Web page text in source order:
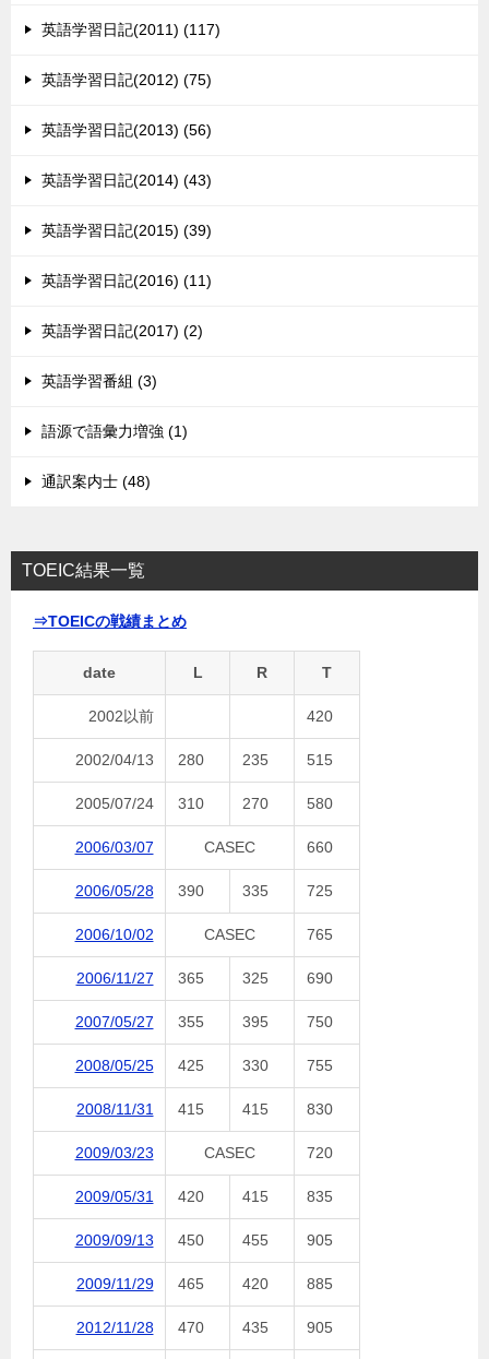
英語学習日記(2011) (117)
英語学習日記(2012) (75)
英語学習日記(2013) (56)
英語学習日記(2014) (43)
英語学習日記(2015) (39)
英語学習日記(2016) (11)
英語学習日記(2017) (2)
英語学習番組 (3)
語源で語彙力増強 (1)
通訳案内士 (48)
TOEIC結果一覧
⇒TOEICの戦績まとめ
date L R T
2002以前 420
2002/04/13 280 235 515
2005/07/24 310 270 580
2006/03/07 CASEC 660
2006/05/28 390 335 725
2006/10/02 CASEC 765
2006/11/27 365 325 690
2007/05/27 355 395 750
2008/05/25 425 330 755
2008/11/31 415 415 830
2009/03/23 CASEC 720
2009/05/31 420 415 835
2009/09/13 450 455 905
2009/11/29 465 420 885
2012/11/28 470 435 905